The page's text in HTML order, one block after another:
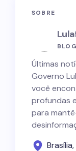
SOBRE
Últimas
Governo
você
profundas
para